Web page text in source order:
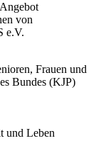
von
e.V.
und Leben